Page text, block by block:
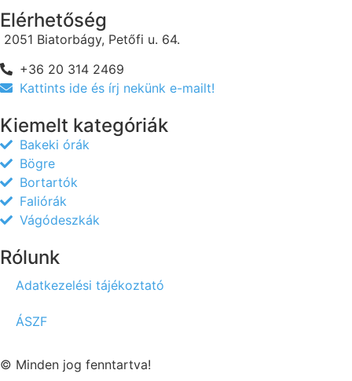
Elérhetőség
2051 Biatorbágy, Petőfi u. 64.
+36 20 314 2469
Kattints ide és írj nekünk e-mailt!
Kiemelt kategóriák
Bakeki órák
Bögre
Bortartók
Faliórák
Vágódeszkák
Rólunk
Adatkezelési tájékoztató
ÁSZF
© Minden jog fenntartva!